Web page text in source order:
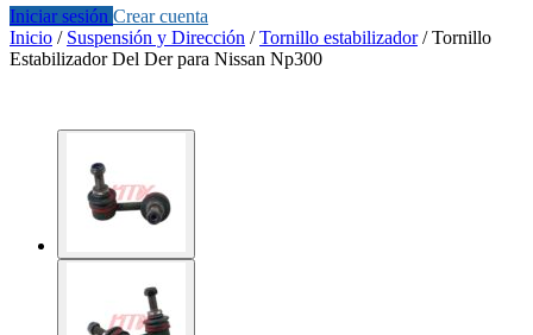
Iniciar sesión Crear cuenta
Inicio / Suspensión y Dirección /Tornillo estabilizador/Tornillo
Estabilizador Del Der para Nissan Np300